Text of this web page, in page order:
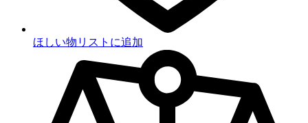
ほしい物リストに追加